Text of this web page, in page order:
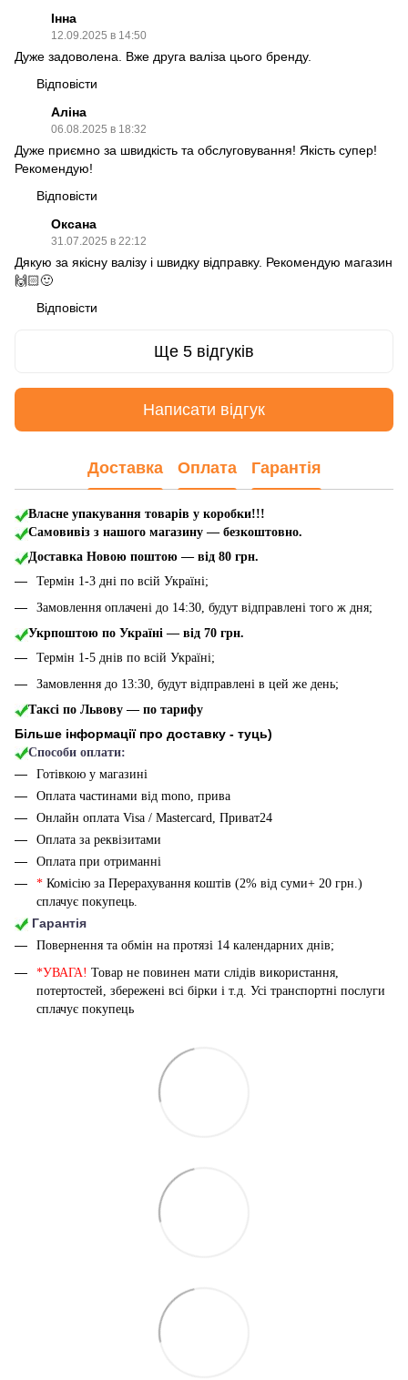
Інна
12.09.2025 в 14:50
Дуже задоволена. Вже друга валіза цього бренду.
Відповісти
Аліна
06.08.2025 в 18:32
Дуже приємно за швидкість та обслуговування! Якість супер!
Рекомендую!
Відповісти
Оксана
31.07.2025 в 22:12
Дякую за якісну валізу і швидку відправку. Рекомендую магазин
🙌🏻🙂
Відповісти
Ще 5 відгуків
Написати відгук
Доставка Оплата Гарантія
Власне упакування товарів у коробки!!!
Самовивіз з нашого магазину — безкоштовно.
Доставка Новою поштою — від 80 грн.
Термін 1-3 дні по всій Україні;
Замовлення оплачені до 14:30, будут відправлені того ж дня;
Укрпоштою по Україні — від 70 грн.
Термін 1-5 днів по всій Україні;
Замовлення до 13:30, будут відправлені в цей же день;
Таксі по Львову — по тарифу
Більше інформації про доставку - туць)
Способи оплати:
Готівкою у магазині
Оплата частинами від mono, прива
Онлайн оплата Visa / Mastercard, Приват24
Оплата за реквізитами
Оплата при отриманні
* Комісію за Перерахування коштів (2% від суми+ 20 грн.)
сплачує покупець.
Гарантія
Повернення та обмін на протязі 14 календарних днів;
*УВАГА! Товар не повинен мати слідів використання,
потертостей, збережені всі бірки і т.д. Усі транспортні послуги
сплачує покупець